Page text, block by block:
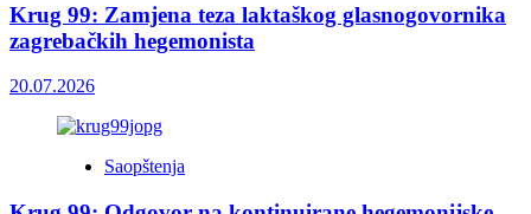
Krug 99: Zamjena teza laktaškog glasnogovornika
zagrebačkih hegemonista
20.07.2026
Saopštenja